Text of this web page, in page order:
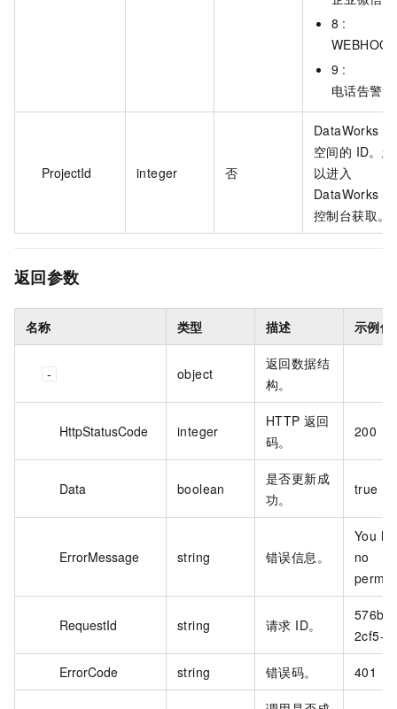
8 :
WEBHOOK
9 :
电话告警
ProjectId integer 否
DataWorks
空间的 ID。
以进入
DataWorks
控制台获取。
返回参数
名称 类型 描述 示例值
object
返回数据结
构。
HttpStatusCode integer
HTTP 返回
码。
200
Data boolean
是否更新成
功。
true
ErrorMessage string 错误信息。
You
no
RequestId string 请求 ID。
2cf5-
ErrorCode string 错误码。 401